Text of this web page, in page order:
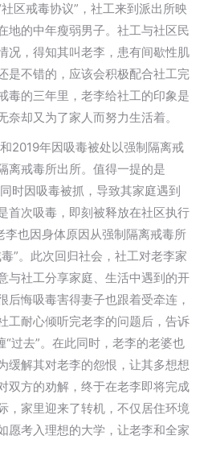
区戒毒协议”，社工来到派出所映
地的中年瘦弱男子。社工与社区民
况，得知其叫老李，患有间歇性肌
是不错的，应该会积极配合社工完
毒的三年里，老李给社工的印象是
却又为了家人而努力生活着。
2019年因吸毒被处以强制隔离戒
离戒毒所出所。值得一提的是
时因吸毒被抓，导致其家庭遇到
首次吸毒，即刻被释放在社区执行
李也因身体原因从强制隔离戒毒所
”。此次回归社会，社工对老李家
与社工分享家庭、生活中遇到的开
后悔吸毒害得妻子也跟着受牵连，
工耐心倾听完老李的问题后，告诉
“过去”。在此同时，老李的老婆也
缓解其对老李的怨恨，让其多想想
双方的劝解，终于在老李即将完成
，家里迎来了转机，不仅居住环境
愿考入理想的大学，让老李和全家